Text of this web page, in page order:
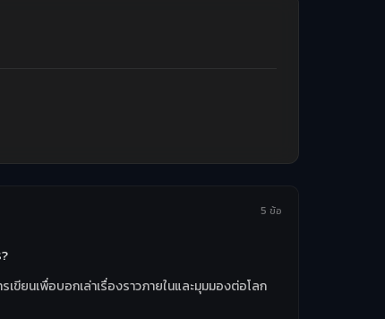
5 ข้อ
ยนเพื่อบอกเล่าเรื่องราวภายในและมุมมองต่อโลก